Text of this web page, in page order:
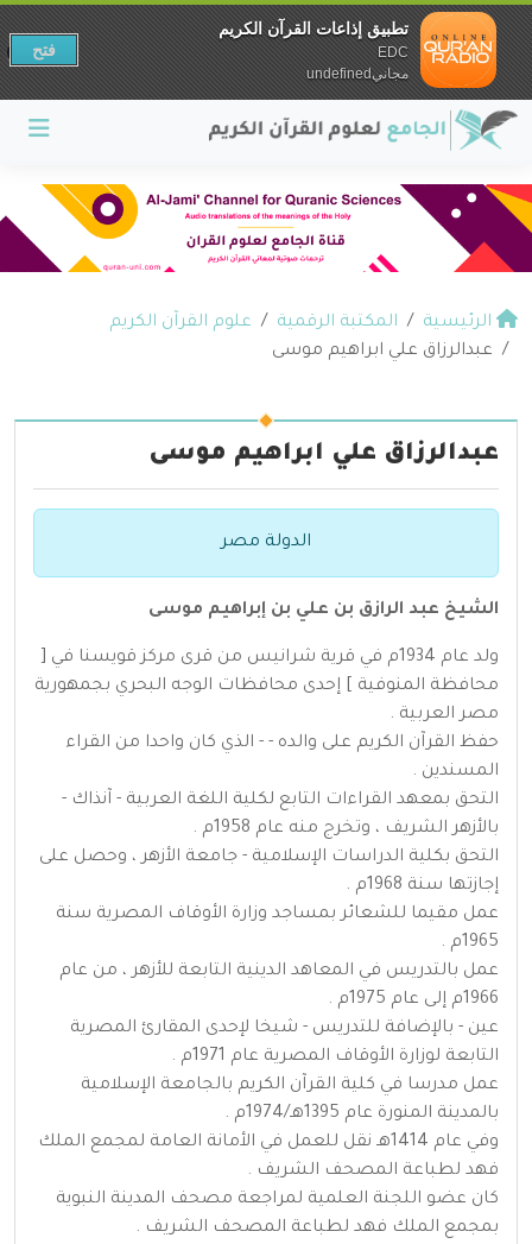
الرئيسية المكتبة الرقمية
علوم القرآن الكريم
عبدالرزاق علي ابراهيم موسى
عبدالرزاق علي ابراهيم موسى
الدولة مصر
الشيخ عبد الرازق بن علي بن إبراهيم موسى
ولد عام 1934م في قرية شرانيس من قرى مركز قويسنا في [
محافظة المنوفية ] إحدى محافظات الوجه البحري بجمهورية
مصر العربية .
حفظ القرآن الكريم على والده - - الذي كان واحدا من القراء
المسندين .
التحق بمعهد القراءات التابع لكلية اللغة العربية - آنذاك -
بالأزهر الشريف ، وتخرج منه عام 1958م .
التحق بكلية الدراسات الإسلامية - جامعة الأزهر ، وحصل على
إجازتها سنة 1968م .
عمل مقيما للشعائر بمساجد وزارة الأوقاف المصرية سنة
1965م .
عمل بالتدريس في المعاهد الدينية التابعة للأزهر ، من عام
1966م إلى عام 1975م .
عين - بالإضافة للتدريس - شيخا لإحدى المقارئ المصرية
التابعة لوزارة الأوقاف المصرية عام 1971م .
عمل مدرسا في كلية القرآن الكريم بالجامعة الإسلامية
بالمدينة المنورة عام 1395هـ/1974م .
وفي عام 1414هـ نقل للعمل في الأمانة العامة لمجمع الملك
فهد لطباعة المصحف الشريف .
كان عضو اللجنة العلمية لمراجعة مصحف المدينة النبوية
بمجمع الملك فهد لطباعة المصحف الشريف .
تطبيق إذاعات القرآن الكريم
EDC
مجانيundefined
فتح